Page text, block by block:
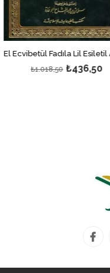
El Ecvibetül Fadıla Lil Esiletil Aşeretil Kamile - الأجوبة الفاضلة للأسئلة العشرة الكاملة
₺436,50
₺1.018,50